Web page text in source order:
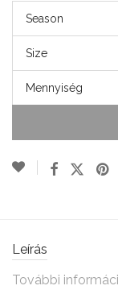
Season
Size
Mennyiség
Leírás
További